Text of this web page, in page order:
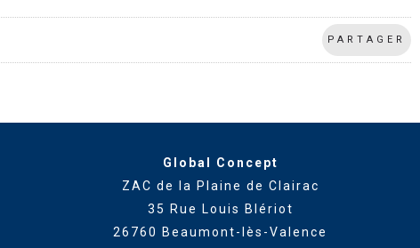
PARTAGER
Global Concept
ZAC de la Plaine de Clairac
35 Rue Louis Blériot
26760 Beaumont-lès-Valence